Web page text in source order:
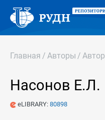
Главная / Авторы / Автор
Насонов Е.Л.
eLIBRARY: 80898